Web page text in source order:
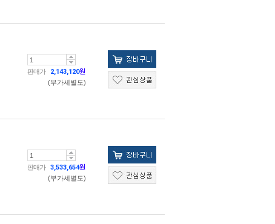
판매가 2,143,120원
(부가세별도)
판매가 3,533,654원
(부가세별도)